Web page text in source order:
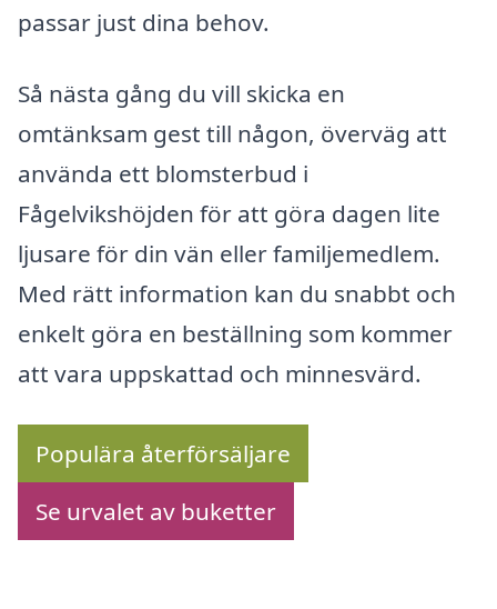
passar just dina behov.
Så nästa gång du vill skicka en
omtänksam gest till någon, överväg att
använda ett blomsterbud i
Fågelvikshöjden för att göra dagen lite
ljusare för din vän eller familjemedlem.
Med rätt information kan du snabbt och
enkelt göra en beställning som kommer
att vara uppskattad och minnesvärd.
Populära återförsäljare
Se urvalet av buketter